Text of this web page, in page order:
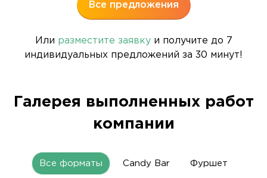
Все предложения
Или разместите заявкуи получите до 7
индивидуальных предложений за 30 минут!
Галерея выполненных работ
компании
Все форматы Candy Bar Фуршет